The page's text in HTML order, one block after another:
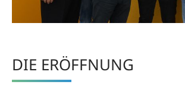
DIE ERÖFFNUNG